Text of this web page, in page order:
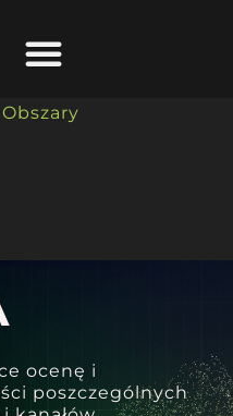
Obszary
ocenę i
poszczególnych